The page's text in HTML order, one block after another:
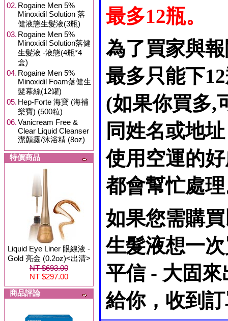
02. Rogaine Men 5%
Minoxidil Solution 落
健液態生髮液(3瓶)
03. Rogaine Men 5%
Minoxidil Solution落健
生髮液 -液態(4瓶*4
盒)
04. Rogaine Men 5%
Minoxidil Foam落健生
髮幕絲(12罐)
05. Hep-Forte 海寶 (海補
樂寶) (500粒)
06.Vanicream Free &
Clear Liquid Cleanser
潔顏露/沐浴精 (8oz)
特價商品
Liquid Eye Liner 眼線液 -
Gold 亮金 (0.2oz)<出清>
NT $693.00
NT $297.00
商品評論
最多12瓶。
為了買家與
最多只能下
(如果你買多,
同姓名或地
使用空運的
都會幫忙處
如果您需購
生髮液想一
平信 - 大固
給你，收到